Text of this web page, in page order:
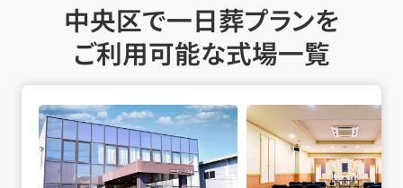
中央区で一日葬プランを
ご利用可能な式場一覧